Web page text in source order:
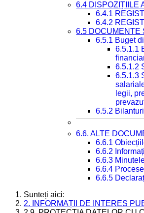
6.4 DISPOZIȚIILE
6.4.1
6.4.2
6.5 DOCUMENTE
6.5.1 Buget
6.5.1.1
6.5.1.2
6.5.1.3
legii,
6.5.2
6.6. ALTE
6.6.1
6.6.2
6.6.3
6.6.4
6.6.5
Sunteți aici:
2. INFORMAȚII DE INTERES